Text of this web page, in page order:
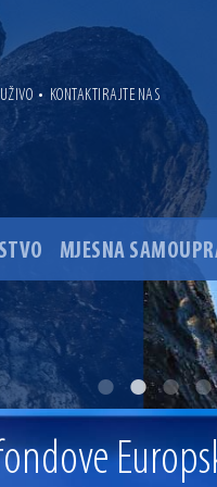
• KONTAKTIRAJTE NAS
MJESNA
Starčevića